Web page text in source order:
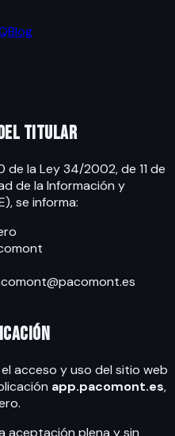
Blog
del titular
de la Ley 34/2002, de 11 de
de la Información y
se informa:
acceso y uso del sitio web
app.pacomont.es,
aceptación plena y sin